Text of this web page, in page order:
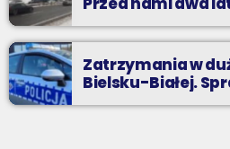
Zatrzymania w
Bielsku-Białej.